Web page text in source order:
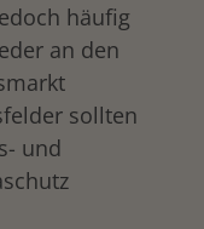
häufig
an den
sollten
und